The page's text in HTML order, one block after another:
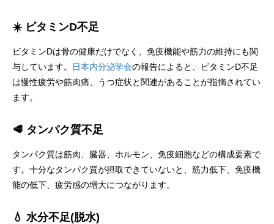
☀️ ビタミンD不足
ビタミンDは骨の健康だけでなく、免疫機能や筋力の維持にも関
与しています。
日本内分泌学会の報告によると、ビタミンD不足
は慢性疲労や筋肉痛、うつ症状と関連があることが指摘されてい
ます。
🥩 タンパク質不足
タンパク質は筋肉、臓器、ホルモン、免疫細胞などの構成要素で
す。十分なタンパク質が摂取できていないと、筋力低下、免疫機
能の低下、疲労感の増大につながります。
💧 水分不足(脱水)